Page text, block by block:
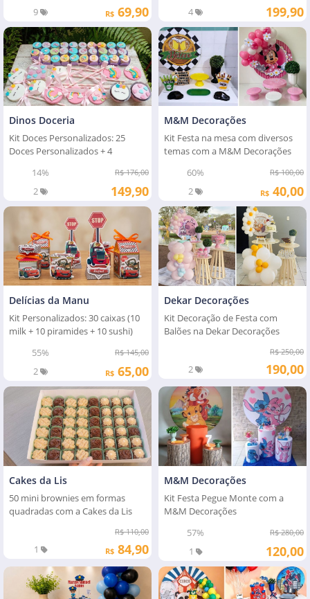
9 R$ 69,90 4 199,90
Dinos Doceria
Kit Doces Personalizados: 25
Doces Personalizados + 4
14% R$ 176,00
2 149,90
M&M Decorações
Kit Festa na mesa com diversos
temas com a M&M Decorações
60%
R$ 100,00
2 R$ 40,00
Delícias da Manu
Kit Personalizados: 30 caixas (10
milk + 10 piramides + 10 sushi)
55%
R$ 145,00
2 R$ 65,00
Dekar Decorações
Kit Decoração de Festa com
Balões na Dekar Decorações
R$ 250,00
2 190,00
Cakes da Lis
50 mini brownies em formas
quadradas com a Cakes da Lis
R$ 110,00
1 R$ 84,90
M&M Decorações
Kit Festa Pegue Monte com a
M&M Decorações
57%
R$ 280,00
1 120,00